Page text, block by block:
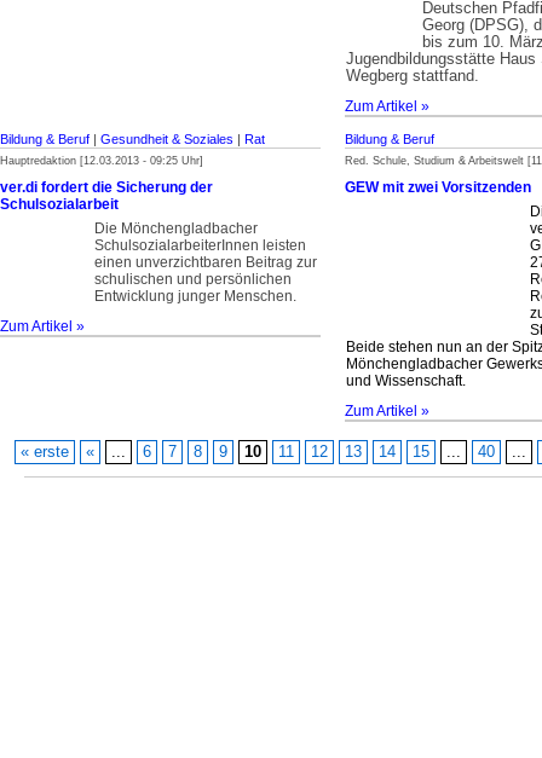
Deutschen
Georg (DPSG),
bis zum 10.
Jugendbildungsstätte Haus
Wegberg stattfand.
Zum Artikel »
Bildung & Beruf | Gesundheit & Soziales | Rat
Hauptredaktion [12.03.2013 - 09:25 Uhr]
ver.di fordert die Sicherung der
Schulsozialarbeit
Die Mönchengladbacher
SchulsozialarbeiterInnen leisten
einen unverzicht­baren Beitrag zur
schulischen und persönlichen
Ent­wicklung junger Menschen.
Zum Artikel »
Bildung & Beruf
Red. Schule, Studium & Arbeitswelt
GEW mit zwei Vorsitzenden
Beide stehen nun an der
Mönchengladbacher
und Wissenschaft.
Zum Artikel »
« erste « ... 6 7 8 9 10 11 12 13 14 15 ... 40 ...